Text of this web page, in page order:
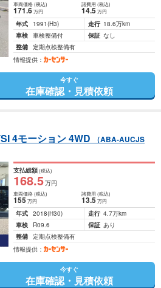
車両価格(税込)
171.6万円
諸費用 (税込)
14.5 万円
年式 1991(H3) 走行 18.6万km
車検 車検整備付 保証 なし
整備 定期点検整備有
情報提供：
今すぐ
在庫確認・見積依頼
4モーション 4WD
（ABA-AUCJS
支払総額(税込)
168.5万円
車両価格(税込)
155万円
諸費用 (税込)
13.5 万円
年式 2018(H30) 走行 4.7万km
車検
R09.6 保証 あり
整備 定期点検整備有
情報提供：
今すぐ
在庫確認・見積依頼